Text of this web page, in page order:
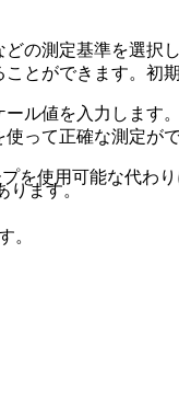
の測定基準を選択
とができます。初期
ル値を入力しま
って正確な測定が
を使用可能な代わ
ます。
。